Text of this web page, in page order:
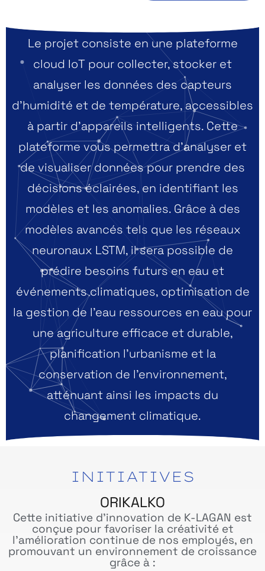
Le projet consiste en une plateforme
cloud IoT pour collecter, stocker et
analyser les données des capteurs
d’humidité et de température, accessibles
à partir d’appareils intelligents. Cette
plateforme vous permettra d’analyser et
de visualiser données pour prendre des
décisions éclairées, en identifiant les
modèles et les anomalies. Grâce à des
modèles avancés tels que les réseaux
neuronaux LSTM, il sera possible de
prédire besoins futurs en eau et
événements climatiques, optimisation de
la gestion de l’eau ressources en eau pour
une agriculture efficace et durable,
planification l’urbanisme et la
conservation de l’environnement,
atténuant ainsi les impacts du
changement climatique.
INITIATIVES
ORIKALKO
Cette initiative d’innovation de K-LAGAN est
conçue pour favoriser la créativité et
l’amélioration continue de nos employés, en
promouvant un environnement de croissance
grâce à :